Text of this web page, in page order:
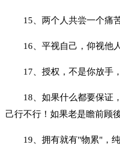
15、两个人共尝一个痛
16、平视自己，仰视他人
17、授权，不是你放手
18、如果什么都要保证
己行不行！如果老是瞻前顾
19、拥有就有"物累"，